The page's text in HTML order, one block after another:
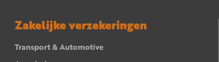
Zakelijke verzekeringen
Transport & Automotive